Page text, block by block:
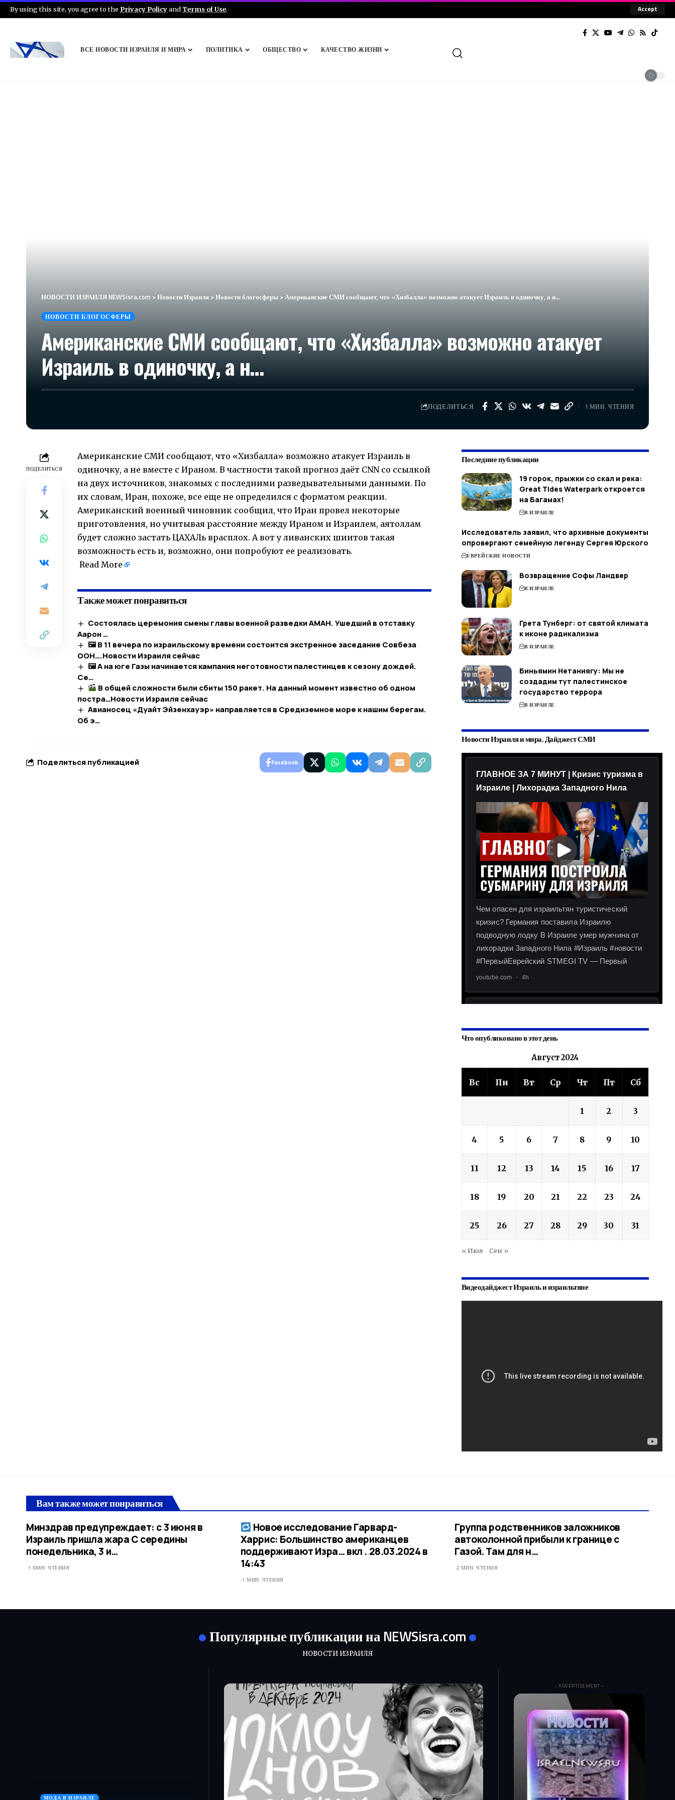
By using this site, you agree to the Privacy Policyand Terms of Use. Accept
ВСЕ НОВОСТИ ИЗРАИЛЯ И МИРА ПОЛИТИКА ОБЩЕСТВО КАЧЕСТВО ЖИЗНИ
НОВОСТИ ИЗРАИЛЯ NEWSisra.com >Новости Израиля >Новости блогосферы >Американские СМИ сообщают, что «Хизбалла» возможно атакует Израиль в одиночку, а н…
НОВОСТИ БЛОГОСФЕРЫ
Американские СМИ сообщают, что «Хизбалла» возможно атакует
Израиль в одиночку, а н…
ПОДЕЛИТЬСЯ 1 МИН. ЧТЕНИЯ
ПОДЕЛИТЬСЯ
Американские СМИ сообщают, что «Хизбалла» возможно атакует Израиль в
одиночку, а не вместе с Ираном. В частности такой прогноз даёт CNN со ссылкой
на двух источников, знакомых с последними разведывательными данными. По
их словам, Иран, похоже, все еще не определился с форматом реакции.
Американский военный чиновник сообщил, что Иран провел некоторые
приготовления, но учитывая расстояние между Ираном и Израилем, аятоллам
будет сложно застать ЦАХАЛь врасплох. А вот у ливанских шиитов такая
возможность есть и, возможно, они попробуют ее реализовать.
Read More
Также может понравиться
Состоялась церемония смены главы военной разведки АМАН. Ушедший в отставку
Аарон …
🖼 В 11 вечера по израильскому времени состоится экстренное заседание Совбеза
ООН….​Новости Израиля сейчас
🖼 А на юге Газы начинается кампания неготовности палестинцев к сезону дождей.
Се…
В общей сложности были сбиты 150 ракет. На данный момент известно об одном
постра…​Новости Израиля сейчас
Aвианосец «Дуайт Эйзенхауэр» направляется в Средиземное море к нашим берегам.
Об э…
Поделиться публикацией Facebook
Последние публикации
19 горок, прыжки со скал и река:
Great Tides Waterpark откроется
на Багамах!
В ИЗРАИЛЕ
Исследователь заявил, что архивные документы
опровергают семейную легенду Сергея Юрского
ЕВРЕЙСКИЕ НОВОСТИ
Возвращение Софы Ландвер
В ИЗРАИЛЕ
Грета Тунберг: от святой климата
к иконе радикализма
В ИЗРАИЛЕ
Биньямин Нетаниягу: Мы не
создадим тут палестинское
государство террора
В ИЗРАИЛЕ
Новости Израиля и мира. Дайджест СМИ
Что опубликовано в этот день
Август 2024
Вс Пн Вт Ср Чт Пт Сб
1 2 3
4 5 6 7 8 9 10
11 12 13 14 15 16 17
18 19 20 21 22 23 24
25 26 27 28 29 30 31
« Июл Сен »
Видеодайджест Израиль и израильтяне
Вам также может понравиться
Минздрав предупреждает: с 3 июня в
Израиль пришла жара С середины
понедельника, 3 и…
1 МИН. ЧТЕНИЯ
Новое исследование Гарвард-
Харрис: Большинство американцев
поддерживают Изра… вкл . 28.03.2024 в
14:43
1 МИН. ЧТЕНИЯ
Группа родственников заложников
автоколонной прибыли к границе с
Газой. Там для н…
2 МИН. ЧТЕНИЯ
Популярные публикации на NEWSisra.com
НОВОСТИ ИЗРАИЛЯ
МОДА В ИЗРАИЛЕ
- ADVERTISEMENT -